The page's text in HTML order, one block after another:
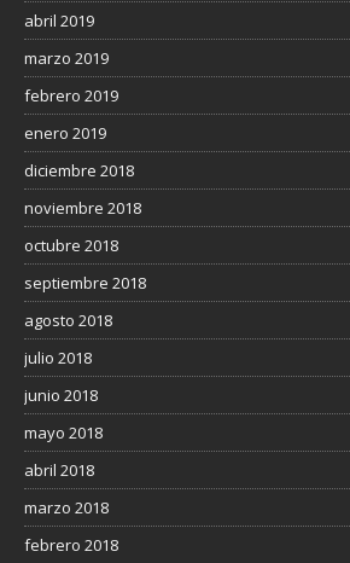
abril 2019
marzo 2019
febrero 2019
enero 2019
diciembre 2018
noviembre 2018
octubre 2018
septiembre 2018
agosto 2018
julio 2018
junio 2018
mayo 2018
abril 2018
marzo 2018
febrero 2018